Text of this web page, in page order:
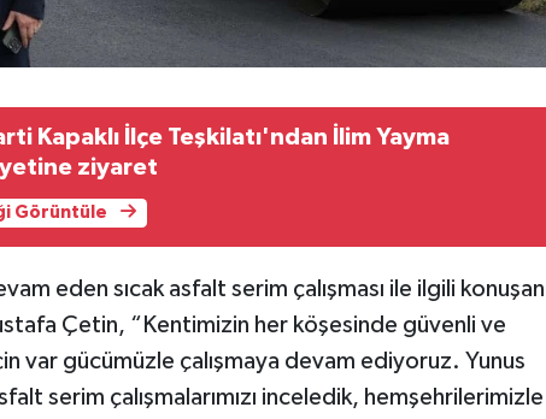
Kapaklı İlçe Teşkilatı'ndan İlim Yayma
ziyaret
Görüntüle
eden sıcak asfalt serim çalışması ile ilgili konuşan
Çetin, “Kentimizin her köşesinde güvenli ve
var gücümüzle çalışmaya devam ediyoruz. Yunus
serim çalışmalarımızı inceledik, hemşehrilerimizle